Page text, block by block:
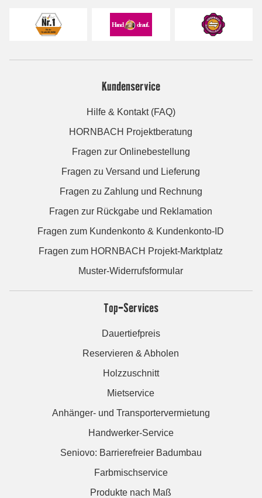
Kundenservice
Hilfe & Kontakt (FAQ)
HORNBACH Projektberatung
Fragen zur Onlinebestellung
Fragen zu Versand und Lieferung
Fragen zu Zahlung und Rechnung
Fragen zur Rückgabe und Reklamation
Fragen zum Kundenkonto & Kundenkonto-ID
Fragen zum HORNBACH Projekt-Marktplatz
Muster-Widerrufsformular
Top-Services
Dauertiefpreis
Reservieren & Abholen
Holzzuschnitt
Mietservice
Anhänger- und Transportervermietung
Handwerker-Service
Seniovo: Barrierefreier Badumbau
Farbmischservice
Produkte nach Maß